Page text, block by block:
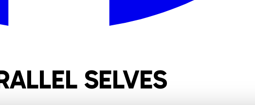
SELVES